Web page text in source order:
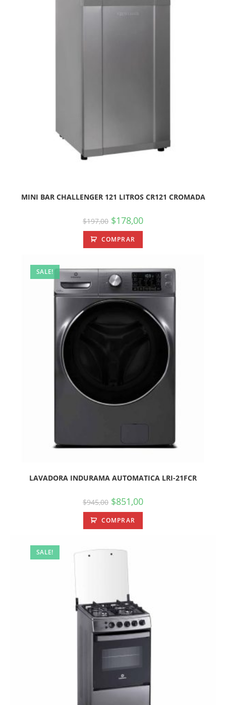
MINI BAR CHALLENGER 121 LITROS CR121 CROMADA
$197,00 $178,00
COMPRAR
SALE!
LAVADORA INDURAMA AUTOMATICA LRI-21FCR
$945,00 $851,00
COMPRAR
SALE!